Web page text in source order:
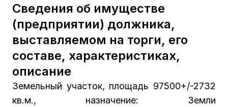
Сведения об имуществе
(предприятии) должника,
выставляемом на торги, его
составе, характеристиках,
описание
Земельный участок, площадь 97500+/-2732
кв.м., назначение: Земли